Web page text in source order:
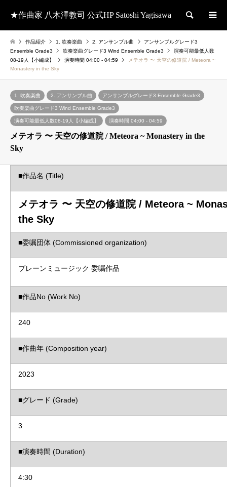
★作曲家 八木澤教司 公式HP Satoshi Yagisawa 検索
作品紹介 1. 吹奏楽曲 2. アンサンブル曲
アンサンブルグレード3
Ensemble Grade3
吹奏楽曲グレード3 Wind Ensemble Grade3
演奏可能最低人数
08-19人【小編成】
演奏時間 04:00 - 04:59
メテオラ 〜 天空の修道院 / Meteora ~
Monastery in the Sky
1. 吹奏楽曲 2. アンサンブル曲 アンサンブルグレード3 Ensemble Grade3
吹奏楽曲グレード3 Wind Ensemble Grade3
演奏可能最低人数08-19人【小編成】 演奏時間 04:00 - 04:59
メテオラ 〜 天空の修道院 / Meteora ~ Monastery in the
Sky
■作品名 (Title)
メテオラ 〜 天空の修道院 / Meteora ~
the Sky
■委嘱団体 (Commissioned organization)
ブレーンミュージック 委嘱作品
■作品No (Work No)
240
■作曲年 (Composition year)
2023
■グレード (Grade)
3
■演奏時間 (Duration)
4:30